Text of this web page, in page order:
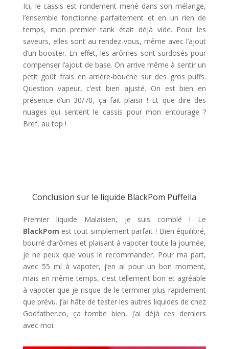
Ici, le cassis est rondement mené dans son mélange,
l’ensemble fonctionne parfaitement et en un rien de
temps, mon premier tank était déjà vide. Pour les
saveurs, elles sont au rendez-vous, même avec l’ajout
d’un booster. En effet, les arômes sont surdosés pour
compenser l’ajout de base. On arrive même à sentir un
petit goût frais en arrière-bouche sur des gros puffs.
Question vapeur, c’est bien ajusté. On est bien en
présence d’un 30/70, ça fait plaisir ! Et que dire des
nuages qui sentent le cassis pour mon entourage ?
Bref, au top !
Conclusion sur le liquide BlackPom Puffella
Premier liquide Malaisien, je suis comblé ! Le
BlackPom est tout simplement parfait ! Bien équilibré,
bourré d’arômes et plaisant à vapoter toute la journée,
je ne peux que vous le recommander. Pour ma part,
avec 55 ml à vapoter, j’en ai pour un bon moment,
mais en même temps, c’est tellement bon et agréable
à vapoter que je risque de le terminer plus rapidement
que prévu. J’ai hâte de tester les autres liquides de chez
Godfather.co, ça tombe bien, j’ai déjà ces derniers
avec moi.